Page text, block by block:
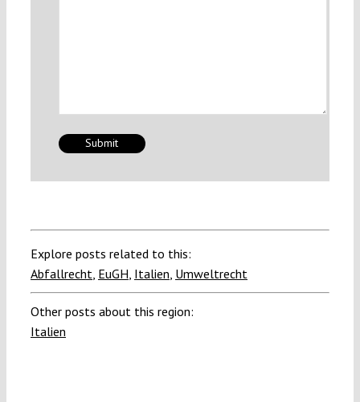
Explore posts related to this:
Abfallrecht EuGH Italien Umweltrecht
Other posts about this region:
Italien